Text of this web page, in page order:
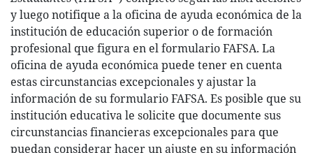
y luego notifique a la oficina de ayuda económica de la
institución de educación superior o de formación
profesional que figura en el formulario FAFSA. La
oficina de ayuda económica puede tener en cuenta
estas circunstancias excepcionales y ajustar la
información de su formulario FAFSA. Es posible que su
institución educativa le solicite que documente sus
circunstancias financieras excepcionales para que
puedan considerar hacer un ajuste en su información